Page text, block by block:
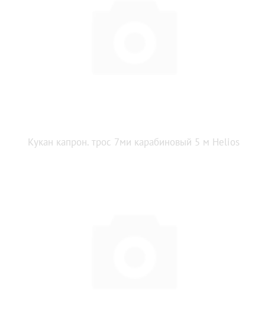
Кукан капрон. трос 7ми карабиновый 5 м Helios